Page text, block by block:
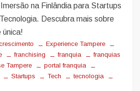
na Finlândia para Startups
Descubra mais sobre
única!
Experience Tampere
franchising franquia
franquias
Tampere
portal franquia
Startups Tech
tecnologia